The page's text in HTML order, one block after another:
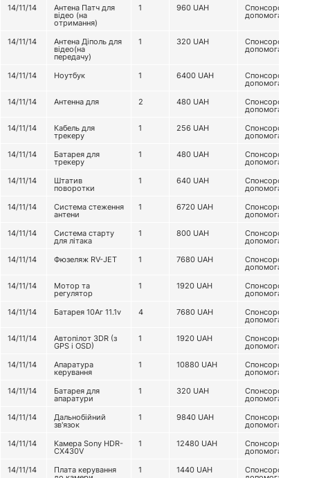
14/11/14 Антена Патч для
відео (на
отримання)
1 960 UAH Спонсорська
допомога
14/11/14 Антена Діполь для
відео(на
передачу)
1 320 UAH Спонсорська
допомога
14/11/14 Ноутбук 1 6400 UAH Спонсорська
допомога
14/11/14
Антенна для 2 480 UAH Спонсорська
допомога
14/11/14
Кабель для
трекеру
1 256 UAH Спонсорська
допомога
14/11/14
Батарея для
трекеру
1 480 UAH Спонсорська
допомога
14/11/14
Штатив
поворотки
1 640 UAH Спонсорська
допомога
14/11/14
Система стеження
антени
1 6720 UAH Спонсорська
допомога
14/11/14
Система старту
для літака
1 800 UAH Спонсорська
допомога
14/11/14
Фюзеляж RV-JET 1 7680 UAH Спонсорська
допомога
14/11/14
Мотор та
регулятор
1 1920 UAH Спонсорська
допомога
14/11/14
Батарея 10Аг 11.1v 4 7680 UAH Спонсорська
допомога
14/11/14
Автопілот 3DR (з
GPS і OSD)
1 1920 UAH Спонсорська
допомога
14/11/14
Апаратура
керування
1 10880 UAH Спонсорська
допомога
14/11/14
Батарея для
апаратури
1 320 UAH Спонсорська
допомога
14/11/14
Дальнобійний
зв'язок
1 9840 UAH Спонсорська
допомога
14/11/14
Камера Sony HDR-
CX430V
1 12480 UAH Спонсорська
допомога
14/11/14
Плата керування 1 1440 UAH Спонсорська